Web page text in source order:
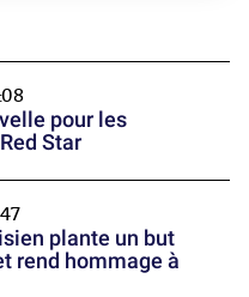
pour les
Star
plante un but
rend hommage à